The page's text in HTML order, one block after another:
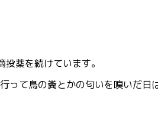
薬を続けています。
って鳥の糞とかの匂いを嗅いだ日